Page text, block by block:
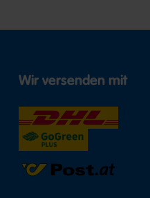
Wir versenden mit